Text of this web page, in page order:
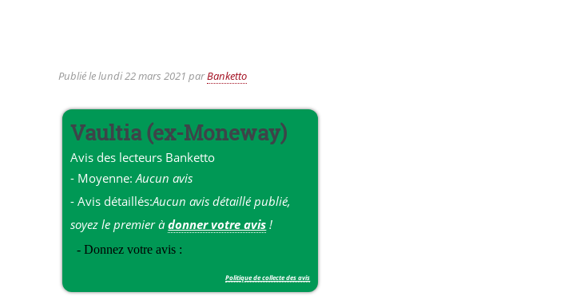
Publié lelundi 22 mars 2021 parBanketto
Vaultia (ex-Moneway)
Avis des lecteurs Banketto
- Moyenne:Aucun avis
- Avis détaillés:Aucun avis détaillé publié,
soyez le premier àdonner votre avis !
Politique de collecte des avis